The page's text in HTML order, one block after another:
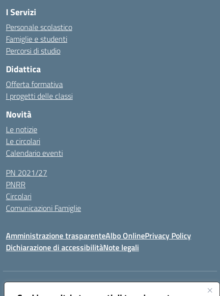
I Servizi
Personale scolastico
Famiglie e studenti
Percorsi di studio
Didattica
Offerta formativa
I progetti delle classi
Novità
Le notizie
Le circolari
Calendario eventi
PN 2021/27
PNRR
Circolari
Comunicazioni Famiglie
Amministrazione trasparenteAlbo OnlinePrivacy Policy
Dichiarazione di accessibilitàNote legali
Indirizzo: